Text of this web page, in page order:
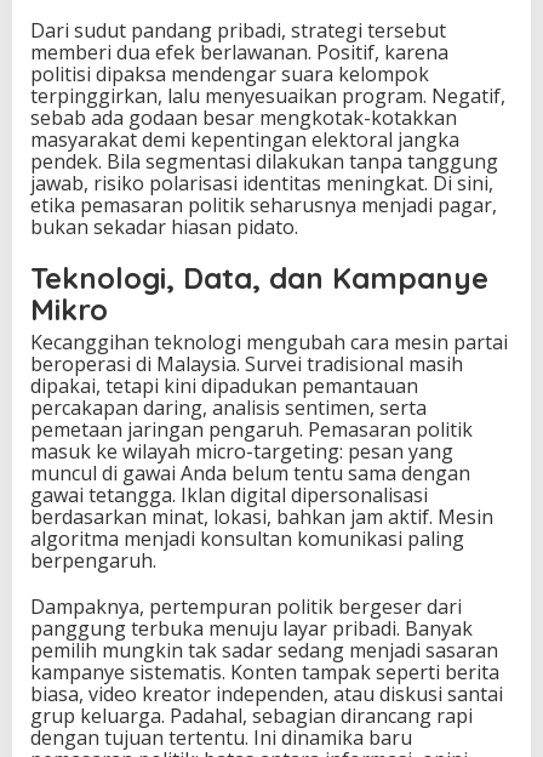
Dari sudut pandang pribadi, strategi tersebut
memberi dua efek berlawanan. Positif, karena
politisi dipaksa mendengar suara kelompok
terpinggirkan, lalu menyesuaikan program. Negatif,
sebab ada godaan besar mengkotak-kotakkan
masyarakat demi kepentingan elektoral jangka
pendek. Bila segmentasi dilakukan tanpa tanggung
jawab, risiko polarisasi identitas meningkat. Di sini,
etika pemasaran politik seharusnya menjadi pagar,
bukan sekadar hiasan pidato.
Teknologi, Data, dan Kampanye
Mikro
Kecanggihan teknologi mengubah cara mesin partai
beroperasi di Malaysia. Survei tradisional masih
dipakai, tetapi kini dipadukan pemantauan
percakapan daring, analisis sentimen, serta
pemetaan jaringan pengaruh. Pemasaran politik
masuk ke wilayah micro-targeting: pesan yang
muncul di gawai Anda belum tentu sama dengan
gawai tetangga. Iklan digital dipersonalisasi
berdasarkan minat, lokasi, bahkan jam aktif. Mesin
algoritma menjadi konsultan komunikasi paling
berpengaruh.
Dampaknya, pertempuran politik bergeser dari
panggung terbuka menuju layar pribadi. Banyak
pemilih mungkin tak sadar sedang menjadi sasaran
kampanye sistematis. Konten tampak seperti berita
biasa, video kreator independen, atau diskusi santai
grup keluarga. Padahal, sebagian dirancang rapi
dengan tujuan tertentu. Ini dinamika baru